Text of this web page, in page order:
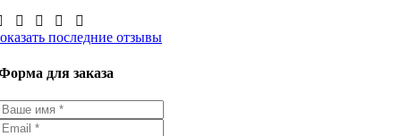
последние отзывы
для заказа